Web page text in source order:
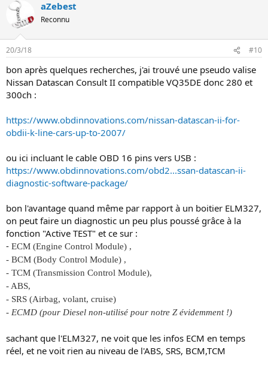
aZebest
Reconnu
20/3/18 #10
bon après quelques recherches, j'ai trouvé une pseudo valise
Nissan Datascan Consult II compatible VQ35DE donc 280 et
300ch :
https://www.obdinnovations.com/nissan-datascan-ii-for-
obdii-k-line-cars-up-to-2007/
ou ici incluant le cable OBD 16 pins vers USB :
https://www.obdinnovations.com/obd2...ssan-datascan-ii-
diagnostic-software-package/
bon l'avantage quand même par rapport à un boitier ELM327,
on peut faire un diagnostic un peu plus poussé grâce à la
fonction "Active TEST" et ce sur :
- ECM (Engine Control Module) ,
- BCM (Body Control Module) ,
- TCM (Transmission Control Module),
- ABS,
- SRS (Airbag, volant, cruise)
- ECMD (pour Diesel non-utilisé pour notre Z évidemment !)
sachant que l'ELM327, ne voit que les infos ECM en temps
réel, et ne voit rien au niveau de l'ABS, SRS, BCM,TCM